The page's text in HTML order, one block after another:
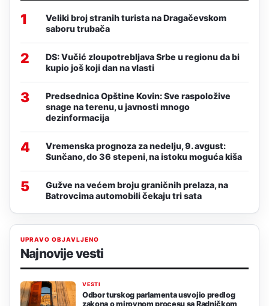
1
Veliki broj stranih turista na Dragačevskom
saboru trubača
2
DS: Vučić zloupotrebljava Srbe u regionu da bi
kupio još koji dan na vlasti
3
Predsednica Opštine Kovin: Sve raspoložive
snage na terenu, u javnosti mnogo
dezinformacija
4
Vremenska prognoza za nedelju, 9. avgust:
Sunčano, do 36 stepeni, na istoku moguća kiša
5
Gužve na većem broju graničnih prelaza, na
Batrovcima automobili čekaju tri sata
UPRAVO OBJAVLJENO
Najnovije vesti
VESTI
Odbor turskog parlamenta usvojio predlog
zakona o mirovnom procesu sa Radničkom